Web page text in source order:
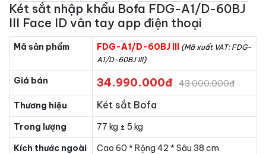
Két sắt nhập khẩu Bofa FDG-A1/D-60BJ
III Face ID vân tay app điện thoại
Mã sản phẩm FDG-A1/D-60BJ III (Mã xuất VAT: FDG-
A1/D-60BJ III)
Giá bán 34.990.000đ 43.000.000đ
Thương hiệu Két sắt Bofa
Trong lượng
77 kg ± 5 kg
Kích thước ngoài
Cao 60 * Rộng 42 * Sâu 38 cm